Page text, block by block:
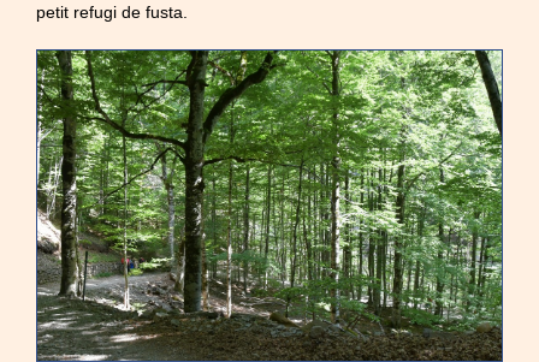
petit refugi de fusta.